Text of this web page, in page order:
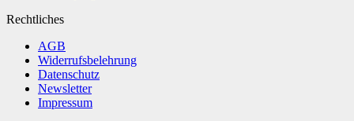
Rechtliches
AGB
Widerrufsbelehrung
Datenschutz
Newsletter
Impressum